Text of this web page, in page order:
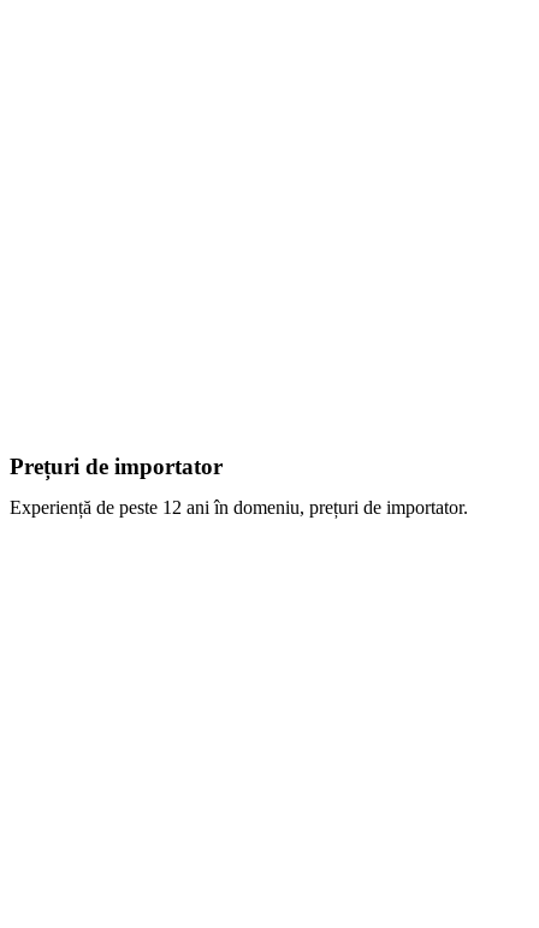
Prețuri de importator
Experiență de peste 12 ani în domeniu, prețuri de importator.